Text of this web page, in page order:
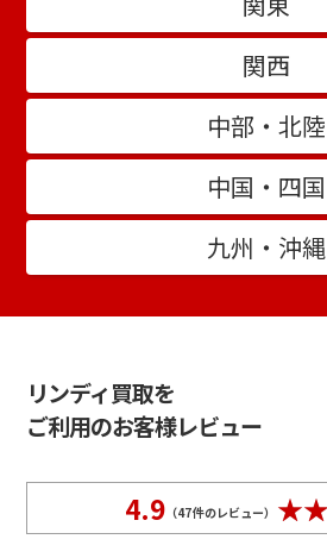
関西
中部・北陸
中国・四国
九州・沖縄
リンディ買取を
ご利用のお客様レビュー
4.9 （47件のレビュー）